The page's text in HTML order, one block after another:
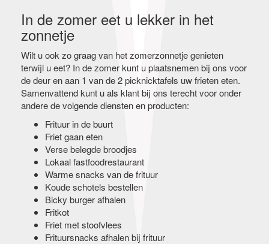
In de zomer eet u lekker in het
zonnetje
Wilt u ook zo graag van het zomerzonnetje genieten
terwijl u eet? In de zomer kunt u plaatsnemen bij ons voor
de deur en aan 1 van de 2 picknicktafels uw frieten eten.
Samenvattend kunt u als klant bij ons terecht voor onder
andere de volgende diensten en producten:
Frituur in de buurt
Friet gaan eten
Verse belegde broodjes
Lokaal fastfoodrestaurant
Warme snacks van de frituur
Koude schotels bestellen
Bicky burger afhalen
Fritkot
Friet met stoofvlees
Frituursnacks afhalen bij frituur